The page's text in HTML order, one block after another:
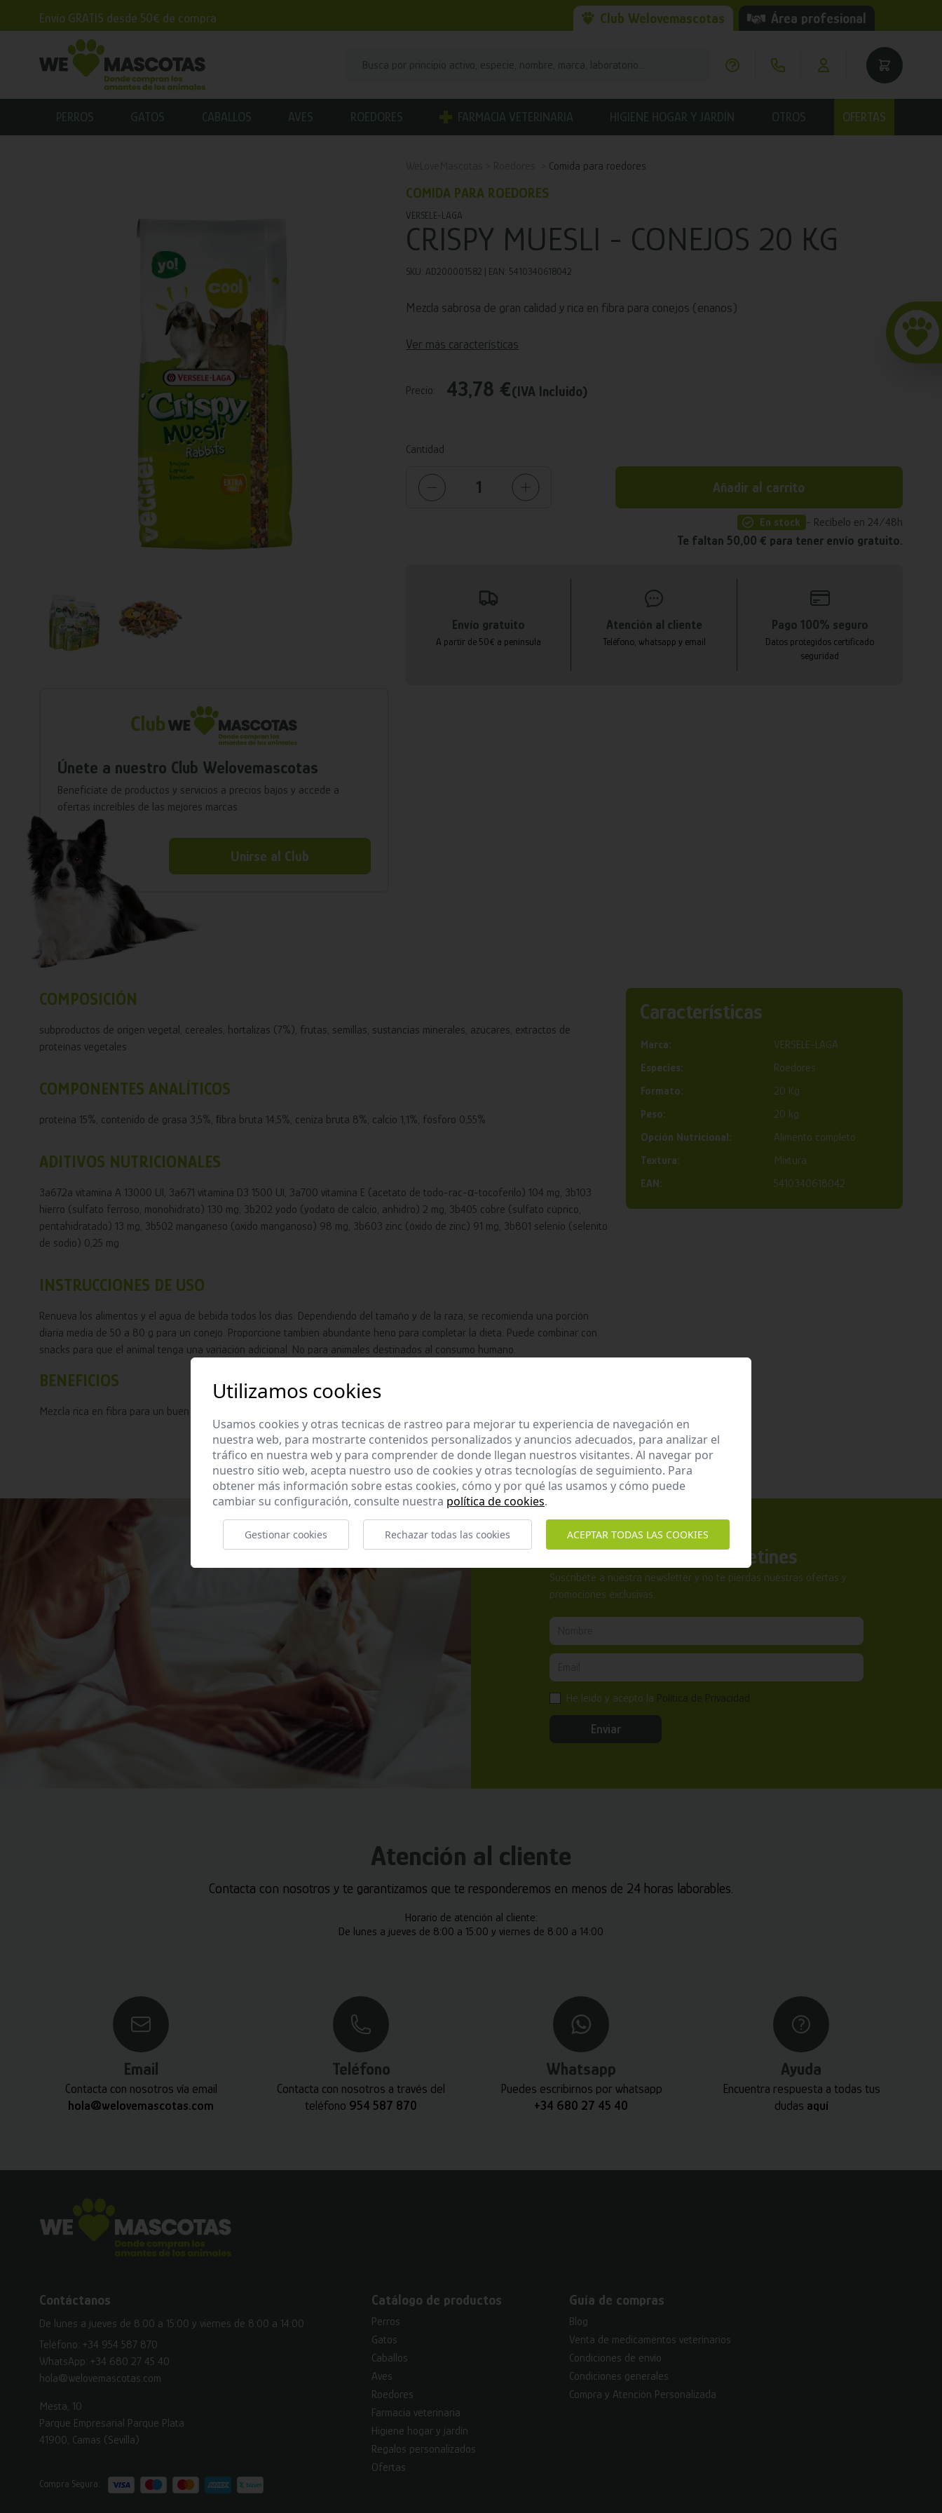
Envío GRATIS desde 50€ de compra Club Welovemascotas Área profesional
PERROS GATOS CABALLOS AVES ROEDORES FARMACIA VETERINARIA HIGIENE HOGAR Y JARDÍN OTROS OFERTAS
Únete a nuestro Club Welovemascotas
Benefíciate de productos y servicios a precios bajos y accede a
ofertas increíbles de las mejores marcas
Unirse al Club
Comida para roedores
COMIDA PARA ROEDORES
VERSELE-LAGA
CRISPY MUESLI - CONEJOS 20 KG
SKU: AD200001582 | EAN: 5410340618042
Mezcla sabrosa de gran calidad y rica en fibra para conejos (enanos)
Ver más características
Precio: 43,78 €(IVA Incluido)
Cantidad
Añadir al carrito
En stock - Recíbelo en 24/48h
Te faltan 50,00 € para tener envío gratuito.
Envío gratuito
A partir de 50€ a península
Atención al cliente
Teléfono, whatsapp y email
Pago 100% seguro
Datos protegidos certificado
seguridad
COMPOSICIÓN
subproductos de origen vegetal, cereales, hortalizas (7%), frutas, semillas, sustancias minerales, azúcares, extractos de
proteínas vegetales
COMPONENTES ANALÍTICOS
proteína 15%, contenido de grasa 3,5%, ﬁbra bruta 14,5%, ceniza bruta 8%, calcio 1,1%, fósforo 0,55%
ADITIVOS NUTRICIONALES
3a672a vitamina A 13000 UI, 3a671 vitamina D3 1500 UI, 3a700 vitamina E (acetato de todo-rac-α-tocoferilo) 104 mg, 3b103
hierro (sulfato ferroso, monohidrato) 130 mg, 3b202 yodo (yodato de calcio, anhidro) 2 mg, 3b405 cobre (sulfato cúprico,
pentahidratado) 13 mg, 3b502 manganeso (óxido manganoso) 98 mg, 3b603 zinc (óxido de zinc) 91 mg, 3b801 selenio (selenito
de sodio) 0,25 mg
INSTRUCCIONES DE USO
Renueva los alimentos y el agua de bebida todos los días. Dependiendo del tamaño y de la raza, se recomienda una porción
diaria media de 50 a 80 g para un conejo. Proporcione también abundante heno para completar la dieta. Puede combinar con
snacks para que el animal tenga una variación adicional. No para animales destinados al consumo humano.
BENEFICIOS
Mezcla rica en fibra para un buen sistema digestivo y unos dientes sanos
Características
Marca:
VERSELE-LAGA
Especies:
Roedores
Formato:
20 Kg
Peso:
20 kg
Opción Nutricional:
Alimento completo
Textura:
Mixtura
EAN:
5410340618042
Apúntate a nuestros boletines
Suscríbete a nuestra newsletter y no te pierdas nuestras ofertas y
promociones exclusivas.
He leído y acepto la
Enviar
Atención al cliente
Contacta con nosotros y te garantizamos que te responderemos en menos de 24 horas laborables.
Horario de atención al cliente:
De lunes a jueves de 8:00 a 15:00 y viernes de 8:00 a 14:00
Email
Contacta con nosotros vía email
hola@welovemascotas.com
Teléfono
Contacta con nosotros a través del
teléfono 954 587 870
Whatsapp
Puedes escribirnos por whatsapp
+34 680 27 45 40
Ayuda
Encuentra respuesta a todas tus
dudas aquí
Contáctanos
De lunes a jueves de 8:00 a 15:00 y viernes de 8:00 a 14:00
Teléfono: +34 954 587 870
WhatsApp: +34 680 27 45 40
hola@welovemascotas.com
Mesta, 10
Parque Empresarial Parque Plata
41900, Camas (Sevilla)
Compra Segura:
Catálogo de productos
Perros
Gatos
Caballos
Aves
Roedores
Farmacia veterinaria
Higiene hogar y jardín
Regalos personalizados
Ofertas
Guía de compras
Blog
Venta de medicamentos veterinarios
Condiciones de envío
Condiciones generales
Compra y Atención Personalizada
Utilizamos cookies
Usamos cookies y otras tecnicas de rastreo para mejorar tu experiencia de navegación en
nuestra web, para mostrarte contenidos personalizados y anuncios adecuados, para analizar el
tráfico en nuestra web y para comprender de donde llegan nuestros visitantes. Al navegar por
nuestro sitio web, acepta nuestro uso de cookies y otras tecnologías de seguimiento. Para
obtener más información sobre estas cookies, cómo y por qué las usamos y cómo puede
cambiar su configuración, consulte nuestra política de cookies.
Gestionar cookies Rechazar todas las cookies ACEPTAR TODAS LAS COOKIES